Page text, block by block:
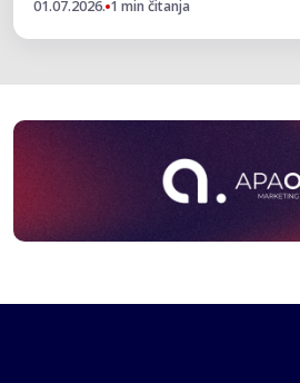
01.07.2026. 1 min čitanja